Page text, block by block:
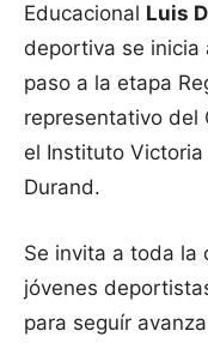
Educacional Luis
deportiva se inicia
paso a la etapa
representativo del
el Instituto
Durand.
Se invita a toda la
jóvenes
para seguír